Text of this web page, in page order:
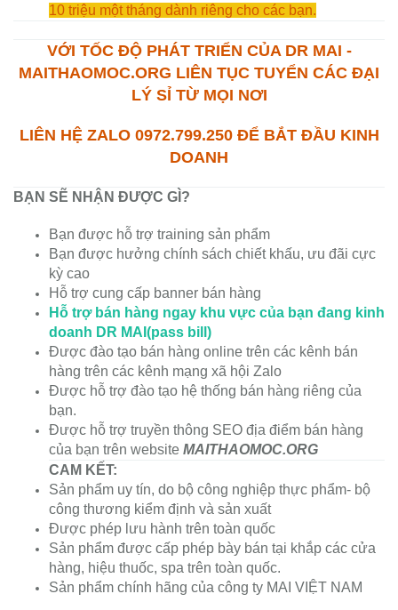
10 triệu một tháng dành riêng cho các bạn.
VỚI TỐC ĐỘ PHÁT TRIỂN CỦA DR MAI -
MAITHAOMOC.ORG LIÊN TỤC TUYỂN CÁC ĐẠI
LÝ SỈ TỪ MỌI NƠI
LIÊN HỆ ZALO 0972.799.250 ĐỂ BẮT ĐẦU KINH
DOANH
BẠN SẼ NHẬN ĐƯỢC GÌ?
Bạn được hỗ trợ training sản phẩm
Bạn được hưởng chính sách chiết khấu, ưu đãi cực
kỳ cao
Hỗ trợ cung cấp banner bán hàng
Hỗ trợ bán hàng ngay khu vực của bạn đang kinh
doanh DR MAI(pass bill)
Được đào tạo bán hàng online trên các kênh bán
hàng trên các kênh mạng xã hội Zalo
Được hỗ trợ đào tạo hệ thống bán hàng riêng của
bạn.
Được hỗ trợ truyền thông SEO địa điểm bán hàng
của bạn trên website MAITHAOMOC.ORG
CAM KẾT:
Sản phẩm uy tín, do bộ công nghiệp thực phẩm- bộ
công thương kiểm định và sản xuất
Được phép lưu hành trên toàn quốc
Sản phẩm được cấp phép bày bán tại khắp các cửa
hàng, hiệu thuốc, spa trên toàn quốc.
Sản phẩm chính hãng của công ty MAI VIỆT NAM